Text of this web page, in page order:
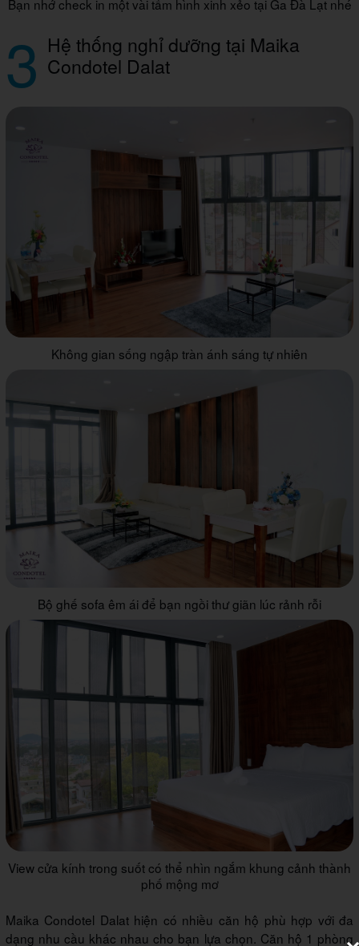
Bạn nhớ check in một vài tấm hình xinh xẻo tại Ga Đà Lạt nhé
3 Hệ thống nghỉ dưỡng tại Maika
Condotel Dalat
Không gian sống ngập tràn ánh sáng tự nhiên
Bộ ghế sofa êm ái để bạn ngồi thư giãn lúc rảnh rỗi
View cửa kính trong suốt có thể nhìn ngắm khung cảnh thành
phố mộng mơ
Maika Condotel Dalat hiện có nhiều căn hộ phù hợp với đa
dạng nhu cầu khác nhau cho bạn lựa chọn. Căn hộ 1 phòng